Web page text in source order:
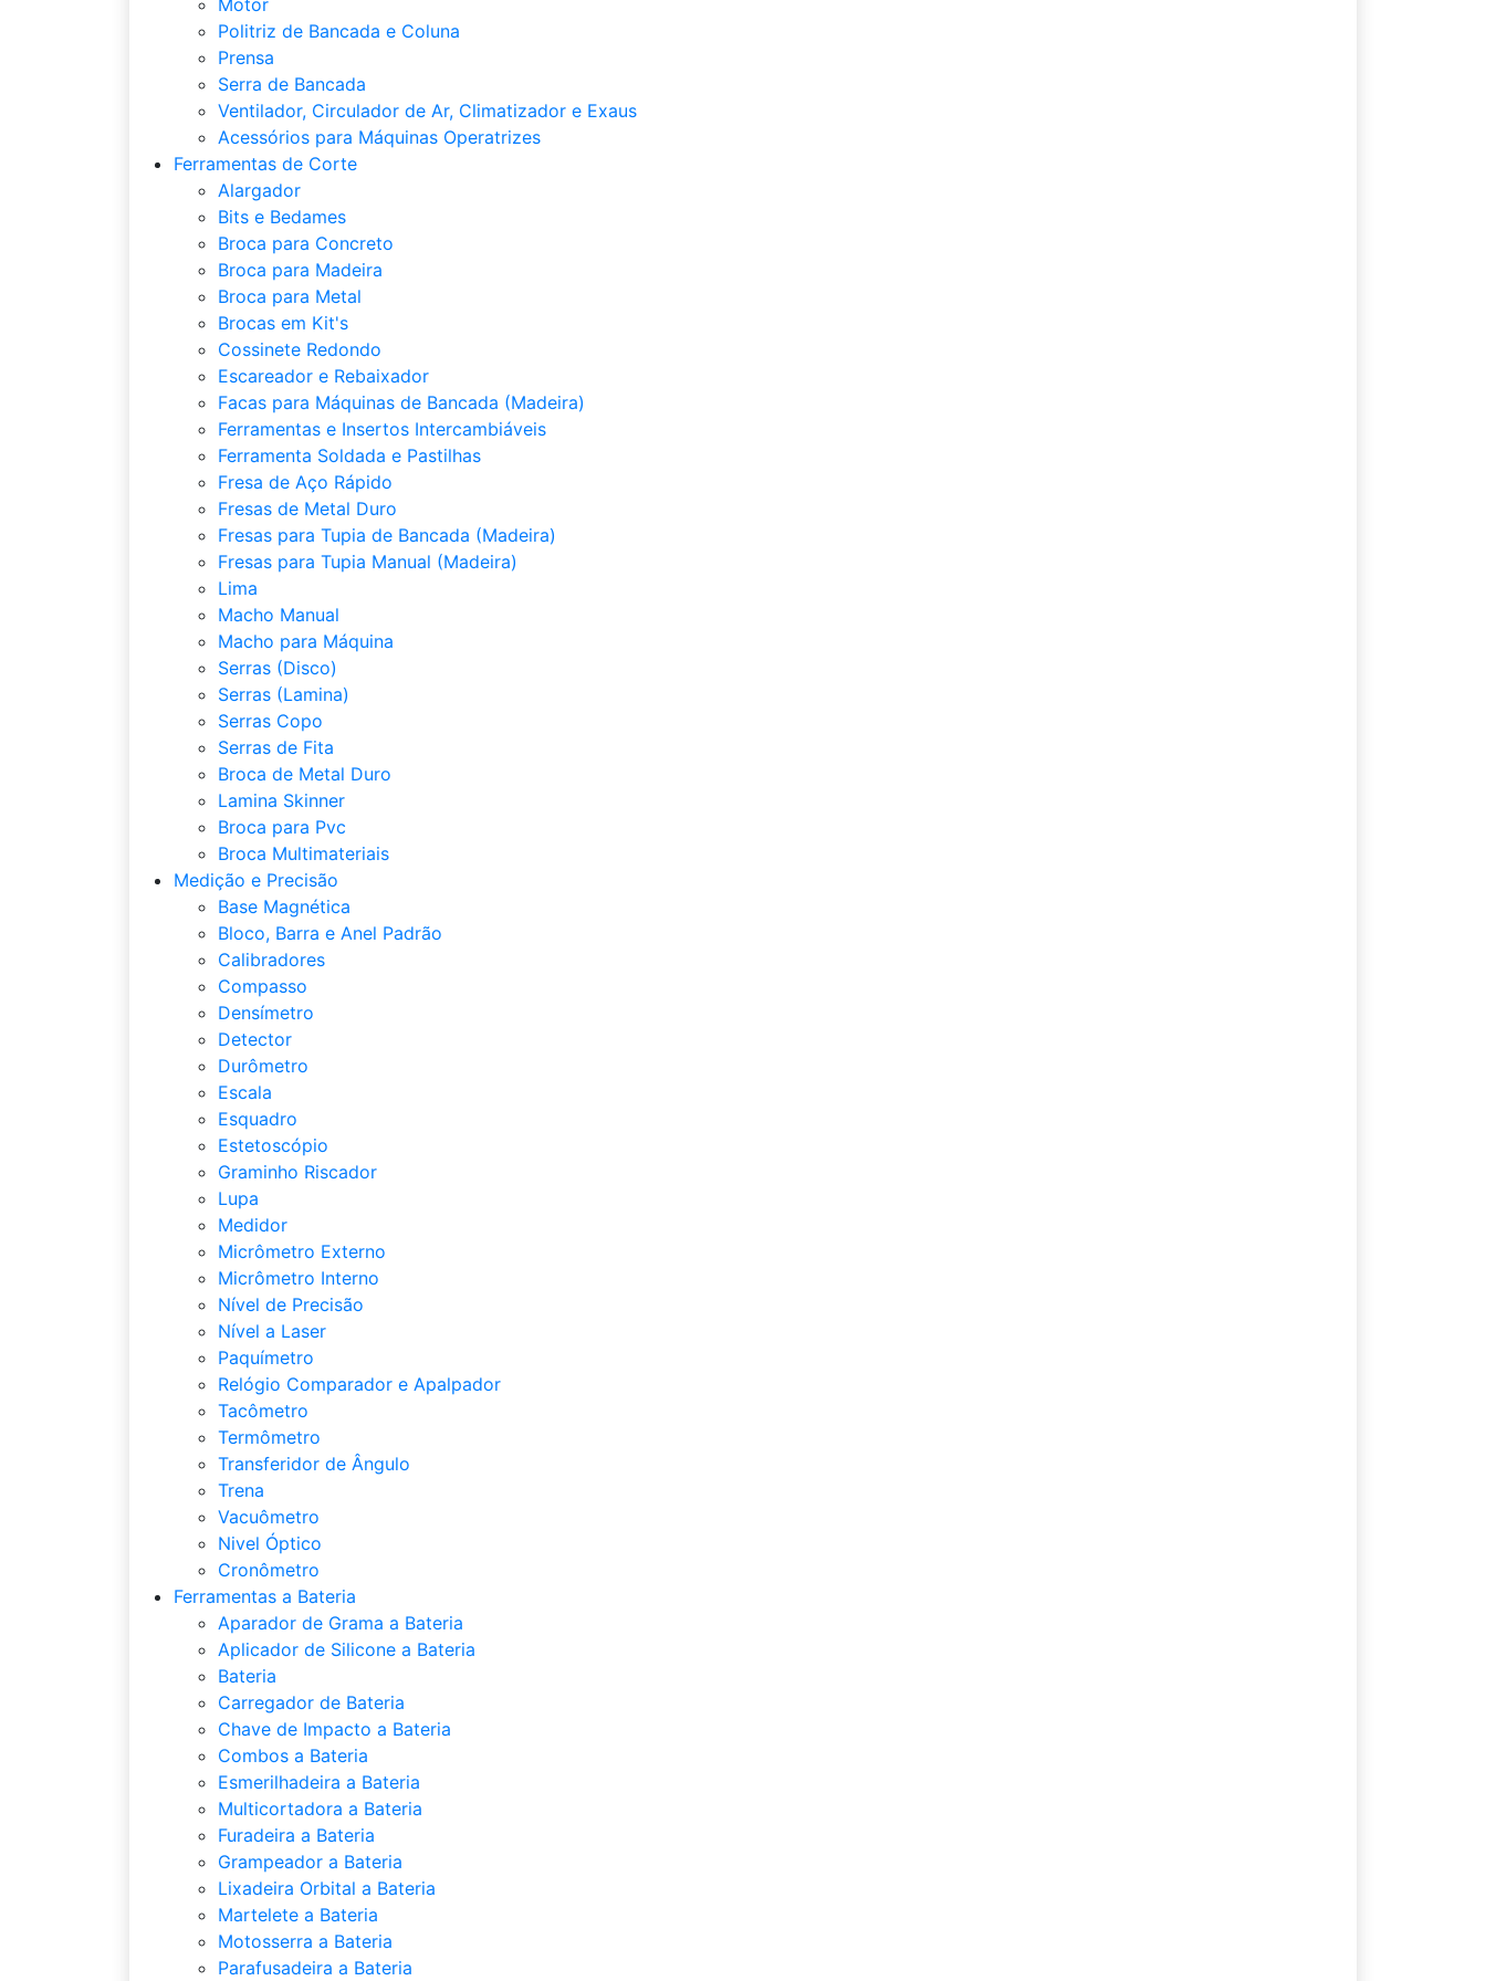
Motor
Politriz de Bancada e Coluna
Prensa
Serra de Bancada
Ventilador, Circulador de Ar, Climatizador e Exaus
Acessórios para Máquinas Operatrizes
Ferramentas de Corte
Alargador
Bits e Bedames
Broca para Concreto
Broca para Madeira
Broca para Metal
Brocas em Kit's
Cossinete Redondo
Escareador e Rebaixador
Facas para Máquinas de Bancada (Madeira)
Ferramentas e Insertos Intercambiáveis
Ferramenta Soldada e Pastilhas
Fresa de Aço Rápido
Fresas de Metal Duro
Fresas para Tupia de Bancada (Madeira)
Fresas para Tupia Manual (Madeira)
Lima
Macho Manual
Macho para Máquina
Serras (Disco)
Serras (Lamina)
Serras Copo
Serras de Fita
Broca de Metal Duro
Lamina Skinner
Broca para Pvc
Broca Multimateriais
Medição e Precisão
Base Magnética
Bloco, Barra e Anel Padrão
Calibradores
Compasso
Densímetro
Detector
Durômetro
Escala
Esquadro
Estetoscópio
Graminho Riscador
Lupa
Medidor
Micrômetro Externo
Micrômetro Interno
Nível de Precisão
Nível a Laser
Paquímetro
Relógio Comparador e Apalpador
Tacômetro
Termômetro
Transferidor de Ângulo
Trena
Vacuômetro
Nivel Óptico
Cronômetro
Ferramentas a Bateria
Aparador de Grama a Bateria
Aplicador de Silicone a Bateria
Bateria
Carregador de Bateria
Chave de Impacto a Bateria
Combos a Bateria
Esmerilhadeira a Bateria
Multicortadora a Bateria
Furadeira a Bateria
Grampeador a Bateria
Lixadeira Orbital a Bateria
Martelete a Bateria
Motosserra a Bateria
Parafusadeira a Bateria